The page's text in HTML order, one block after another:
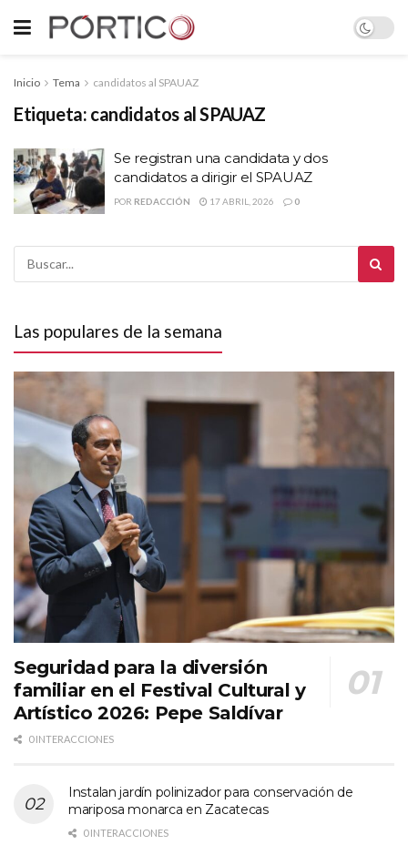
Inicio Tema candidatos al SPAUAZ
Etiqueta: candidatos al SPAUAZ
Se registran una candidata y dos
candidatos a dirigir el SPAUAZ
POR REDACCIÓN 17 ABRIL, 2026 0
Las populares de la semana
Seguridad para la diversión
familiar en el Festival Cultural y
Artístico 2026: Pepe Saldívar
0 INTERACCIONES
Instalan jardín polinizador para conservación de
mariposa monarca en Zacatecas
0 INTERACCIONES